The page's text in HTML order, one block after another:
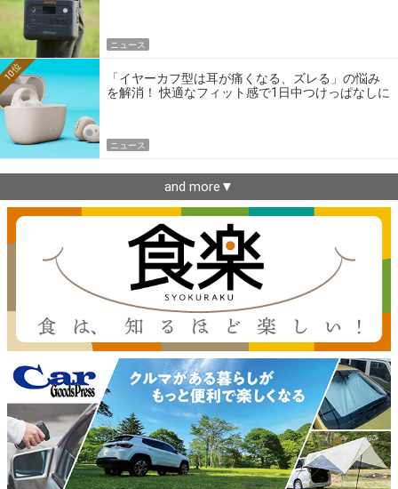
ニュース
「イヤーカフ型は耳が痛くなる、ズレる」の悩み
を解消！ 快適なフィット感で1日中つけっぱなしに
10位
ニュース
and more▼